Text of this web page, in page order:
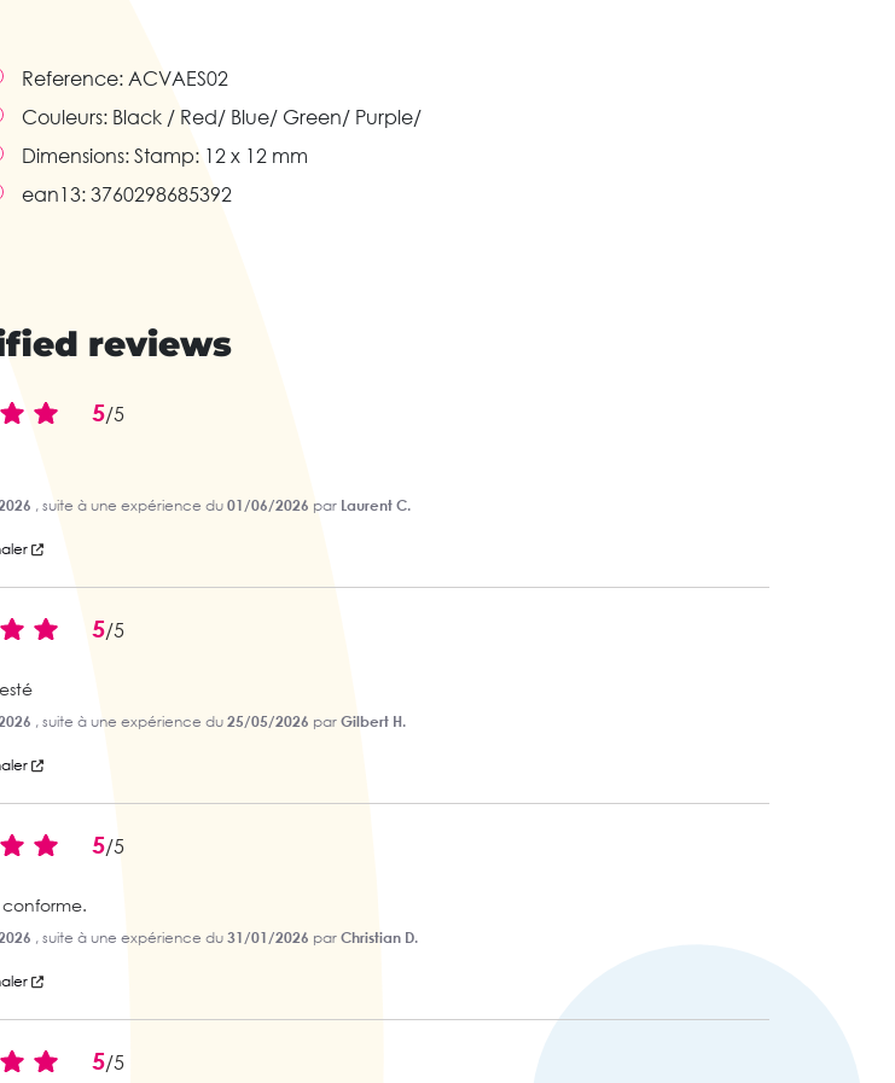
Reference: ACVAES02
Couleurs: Black / Red/ Blue/ Green/ Purple/
Dimensions: Stamp: 12 x 12 mm
ean13: 3760298685392
reviews
5/5
, suite à une expérience du 01/06/2026 par Laurent C.
5/5
, suite à une expérience du 25/05/2026 par Gilbert H.
5/5
, suite à une expérience du 31/01/2026 par Christian D.
5/5